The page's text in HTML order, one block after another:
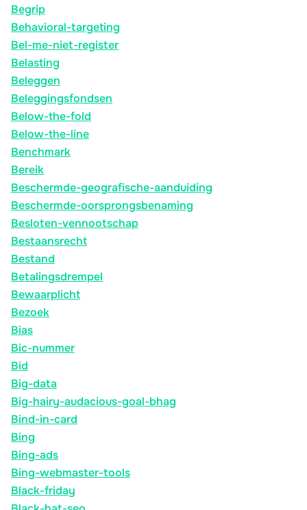
Begrip
Behavioral-targeting
Bel-me-niet-register
Belasting
Beleggen
Beleggingsfondsen
Below-the-fold
Below-the-line
Benchmark
Bereik
Beschermde-geografische-aanduiding
Beschermde-oorsprongsbenaming
Besloten-vennootschap
Bestaansrecht
Bestand
Betalingsdrempel
Bewaarplicht
Bezoek
Bias
Bic-nummer
Bid
Big-data
Big-hairy-audacious-goal-bhag
Bind-in-card
Bing
Bing-ads
Bing-webmaster-tools
Black-friday